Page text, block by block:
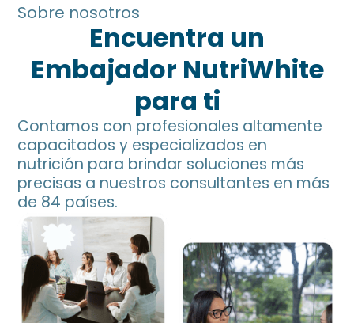
Sobre nosotros
Encuentra un
Embajador NutriWhite
para ti
Contamos con profesionales altamente
capacitados y especializados en
nutrición para brindar soluciones más
precisas a nuestros consultantes en más
de 84 países.